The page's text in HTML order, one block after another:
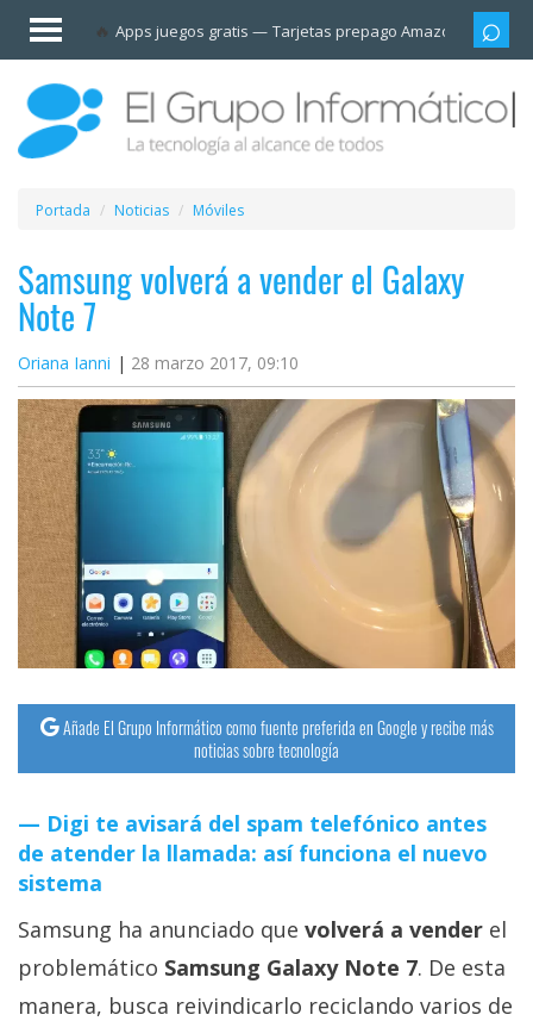
Apps juegos gratis Tarjetas prepago Amazon
Invitado
Iniciar
sesión /
Registrarse
Esenciales
Móviles
Ofertas
Apps
Redes
sociales
Plataformas
streaming
Operadores
Trucos
y
Tutoriales
Ciberseguridad
Sistemas
Profesional
Portada Noticias Móviles
Samsung volverá a vender el Galaxy
Note 7
Oriana Ianni 28 marzo 2017, 09:10
Añade El Grupo Informático como fuente preferida en Google y recibe más
noticias sobre tecnología
Digi te avisará del spam telefónico antes
de atender la llamada: así funciona el nuevo
sistema
Samsung ha anunciado que volverá a vender el
problemático Samsung Galaxy Note 7. De esta
manera, busca reivindicarlo reciclando varios de